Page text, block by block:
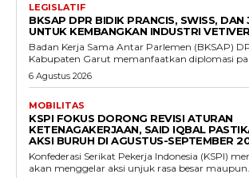
LEGISLATIF
BKSAP DPR BIDIK PRANCIS, SWISS, DAN
UNTUK KEMBANGKAN INDUSTRI
Badan Kerja Sama Antar Parlemen (BKSAP)
Kabupaten Garut memanfaatkan diplomasi
6 Agustus 2026
MOBILITAS
KSPI FOKUS DORONG REVISI ATURAN
KETENAGAKERJAAN, SAID IQBAL
AKSI BURUH DI AGUSTUS-SEPTEMBER
Konfederasi Serikat Pekerja Indonesia (KSPI)
akan menggelar aksi unjuk rasa besar maupun...